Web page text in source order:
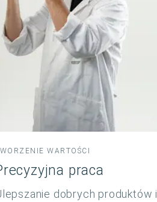
WARTOŚCI
praca
dobrych produktów i